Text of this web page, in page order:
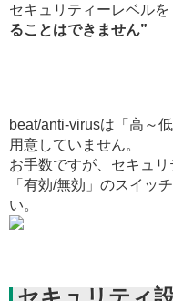
セキュリティーレベル
ることはできません”
beat/anti-virusは「高～
用意していません。
お手数ですが、セキュ
「有効/無効」のスイッ
い。